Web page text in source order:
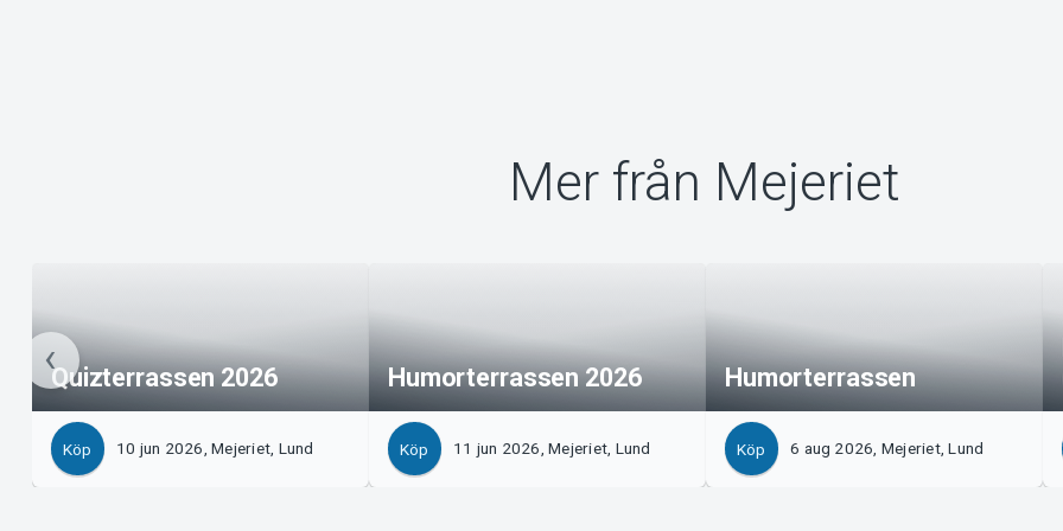
Mer från Mejeriet
Quizterrassen 2026
Köp 10 jun 2026, Mejeriet, Lund
Humorterrassen 2026
Köp 11 jun 2026, Mejeriet, Lund
Humorterrassen
Köp 6 aug 2026, Mejeriet, Lund